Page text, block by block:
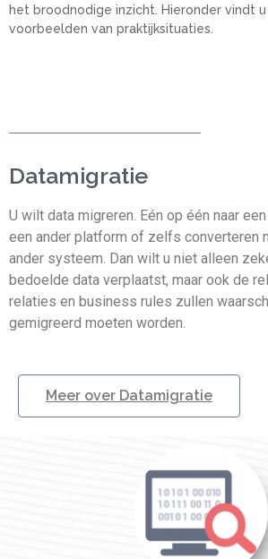
het broodnodige inzicht. Hieronder vindt
voorbeelden van praktijksituaties.
Datamigratie
U wilt data migreren. Eén op één naar
een ander platform of zelfs converteren
ander systeem. Dan wilt u niet alleen
bedoelde data verplaatst, maar ook de
relaties en business rules zullen
gemigreerd moeten worden.
Meer over Datamigratie